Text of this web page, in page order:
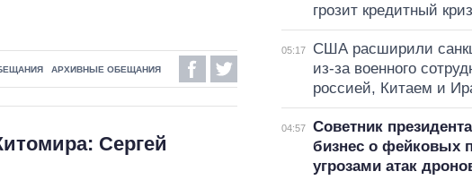
АРХИВНЫЕ ОБЕЩАНИЯ
Сергей
грозит кредитный
05:17
США расширили
из-за военного
россией, Китаем и
04:57
Советник
бизнес о фейковых
угрозами атак